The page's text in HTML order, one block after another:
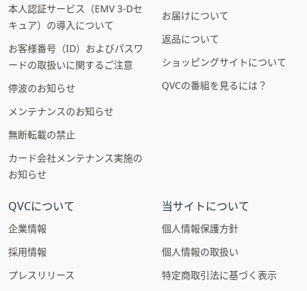
本人認証サービス（EMV 3-Dセ
キュア）の導入について
お客様番号（ID）およびパスワ
ードの取扱いに関するご注意
停波のお知らせ
メンテナンスのお知らせ
無断転載の禁止
カード会社メンテナンス実施の
お知らせ
お届けについて
返品について
ショッピングサイトについて
QVCの番組を見るには？
QVCについて
企業情報
採用情報
プレスリリース
当サイトについて
個人情報保護方針
個人情報の取扱い
特定商取引法に基づく表示